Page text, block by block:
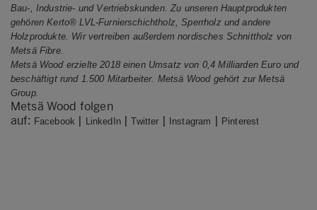
Bau-, Industrie- und Vertriebskunden. Zu unseren Hauptprodukten
gehören Kerto® LVL-Furnierschichtholz, Sperrholz und andere
Holzprodukte. Wir vertreiben außerdem nordisches Schnittholz von
Metsä Fibre.
Metsä Wood erzielte 2018 einen Umsatz von 0,4 Milliarden Euro und
beschäftigt rund 1.500 Mitarbeiter. Metsä Wood gehört zur Metsä
Group.
Metsä Wood folgen
auf: Facebook | LinkedIn|Twitter | Instagram | Pinterest